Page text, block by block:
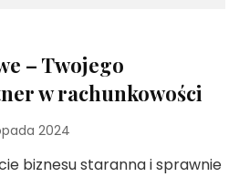
– Twojego
w rachunkowości
2024
biznesu staranna i sprawnie